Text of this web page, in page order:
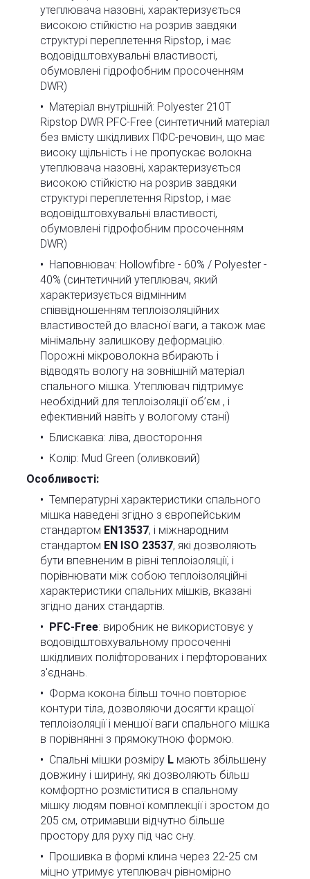
утеплювача назовні, характеризується
високою стійкістю на розрив завдяки
структурі переплетення Ripstop, і має
водовідштовхувальні властивості,
обумовлені гідрофобним просоченням
DWR)
Матеріал внутрішній: Polyester 210T
Ripstop DWR PFC-Free (синтетичний матеріал
без вмісту шкідливих ПФС-речовин, що має
високу щільність і не пропускає волокна
утеплювача назовні, характеризується
високою стійкістю на розрив завдяки
структурі переплетення Ripstop, і має
водовідштовхувальні властивості,
обумовлені гідрофобним просоченням
DWR)
Наповнювач: Hollowfibre - 60% / Polyester -
40% (синтетичний утеплювач, який
характеризується відмінним
співвідношенням теплоізоляційних
властивостей до власної ваги, а також має
мінімальну залишкову деформацію.
Порожні мікроволокна вбирають і
відводять вологу на зовнішній матеріал
спального мішка. Утеплювач підтримує
необхідний для теплоізоляції об’єм , і
ефективний навіть у вологому стані)
Блискавка: ліва, двостороння
Колір: Mud Green (оливковий)
Особливості:
Температурні характеристики спального
мішка наведені згідно з європейським
стандартом EN13537, і міжнародним
стандартом EN ISO 23537, які дозволяють
бути впевненим в рівні теплоізоляції, і
порівнювати між собою теплоізоляційні
характеристики спальних мішків, вказані
згідно даних стандартів.
PFC-Free: виробник не використовує у
водовідштовхувальному просоченні
шкідливих поліфторованих і перфторованих
з'єднань.
Форма кокона більш точно повторює
контури тіла, дозволяючи досягти кращої
теплоізоляції і меншої ваги спального мішка
в порівнянні з прямокутною формою.
Спальні мішки розміру L мають збільшену
довжину і ширину, які дозволяють більш
комфортно розміститися в спальному
мішку людям повної комплекції і зростом до
205 см, отримавши відчутно більше
простору для руху під час сну.
Прошивка в формі клина через 22-25 см
міцно утримує утеплювач рівномірно